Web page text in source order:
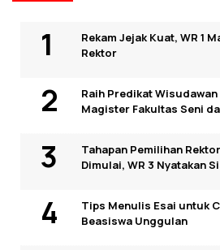
Rekam Jejak Kuat, WR 1
Rektor
Raih Predikat
Magister Fakultas Seni
Tahapan Pemilihan
Dimulai, WR 3 Nyatakan
Tips Menulis Esai untuk
Beasiswa Unggulan